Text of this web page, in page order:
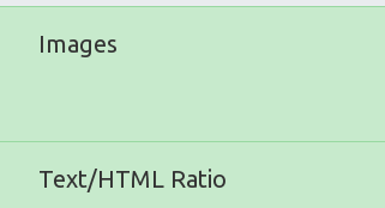
Images
Text/HTML Ratio